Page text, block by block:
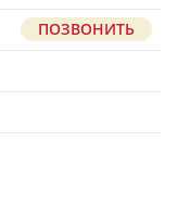
ПОЗВОНИТЬ